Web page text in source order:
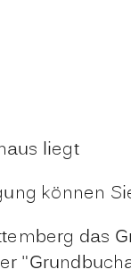
liegt
können
das